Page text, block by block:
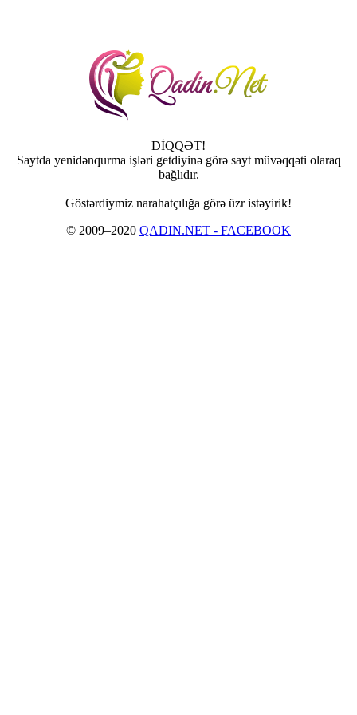
DİQQƏT!
Saytda yenidənqurma işləri getdiyinə görə sayt müvəqqəti olaraq
bağlıdır.
Göstərdiymiz narahatçılığa görə üzr istəyirik!
© 2009–2020 QADIN.NET - FACEBOOK